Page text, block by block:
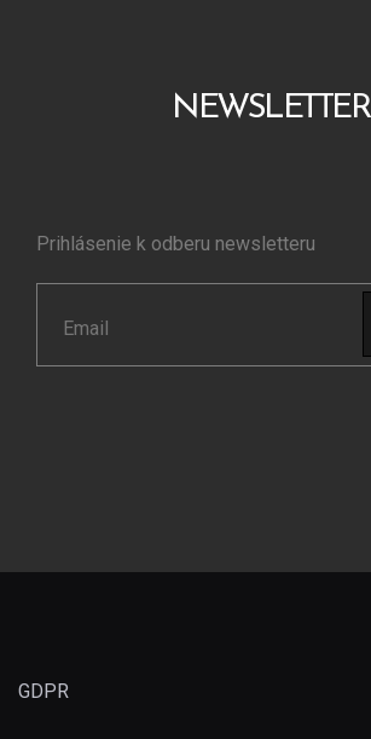
NEWSLETTER
Prihlásenie k odberu newsletteru
GDPR